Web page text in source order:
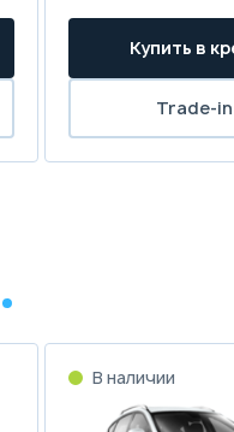
Купить в
Trade-in
В наличии